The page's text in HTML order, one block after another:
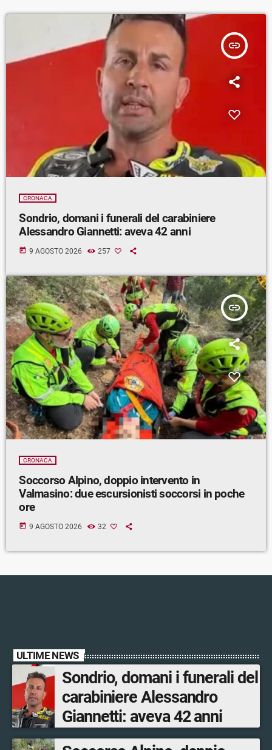
insert_link
CRONACA
Sondrio, domani i funerali del carabiniere
Alessandro Giannetti: aveva 42 anni
today 9 AGOSTO 2026 257
insert_link
CRONACA
Soccorso Alpino, doppio intervento in
Valmasino: due escursionisti soccorsi in poche
ore
today 9 AGOSTO 2026 32
ULTIME NEWS
Sondrio, domani i funerali del
carabiniere Alessandro
Giannetti: aveva 42 anni